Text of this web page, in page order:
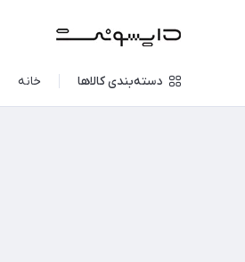
دسته‌بندی کالاها خانه